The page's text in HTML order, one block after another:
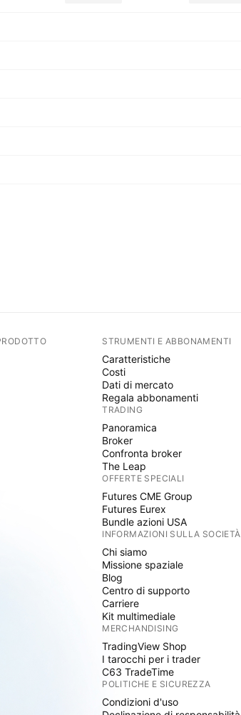
STRUMENTI E ABBONAMENTI
Caratteristiche
Costi
Dati di mercato
Regala abbonamenti
TRADING
Panoramica
Broker
Confronta broker
The Leap
OFFERTE SPECIALI
Futures CME Group
Futures Eurex
Bundle azioni USA
INFORMAZIONI SULLA SOCIETÀ
Chi siamo
Missione spaziale
Blog
Centro di supporto
Carriere
Kit multimediale
MERCHANDISING
TradingView Shop
I tarocchi per i trader
C63 TradeTime
POLITICHE E SICUREZZA
Condizioni d'uso